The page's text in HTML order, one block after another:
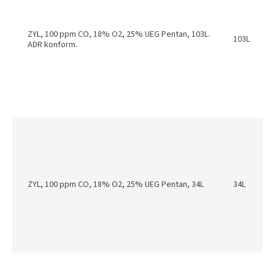
ZYL, 100 ppm CO, 18% O2, 25% UEG Pentan, 103L.
ADR konform.
103L
ZYL, 100 ppm CO, 18% O2, 25% UEG Pentan, 34L 34L